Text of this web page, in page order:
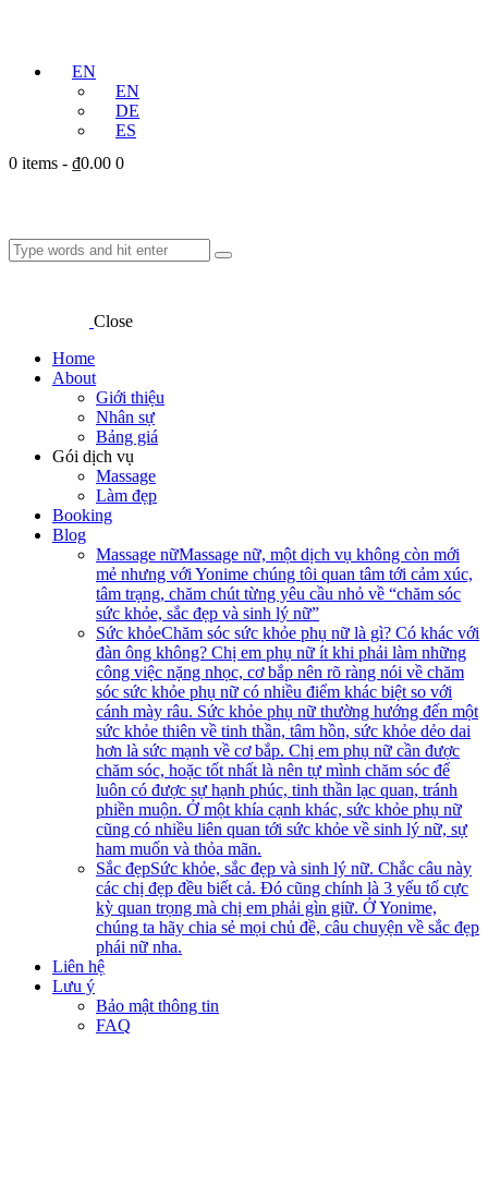
EN
EN
DE
ES
0 items - ₫0.00 0
Close
Home
About
Giới thiệu
Nhân sự
Bảng giá
Gói dịch vụ
Massage
Làm đẹp
Booking
Blog
Massage nữMassage nữ, một dịch vụ không còn mới
mẻ nhưng với Yonime chúng tôi quan tâm tới cảm xúc,
tâm trạng, chăm chút từng yêu cầu nhỏ về “chăm sóc
sức khỏe, sắc đẹp và sinh lý nữ”
Sức khỏeChăm sóc sức khỏe phụ nữ là gì? Có khác với
đàn ông không? Chị em phụ nữ ít khi phải làm những
công việc nặng nhọc, cơ bắp nên rõ ràng nói về chăm
sóc sức khỏe phụ nữ có nhiều điểm khác biệt so với
cánh mày râu. Sức khỏe phụ nữ thường hướng đến một
sức khỏe thiên về tinh thần, tâm hồn, sức khỏe dẻo dai
hơn là sức mạnh về cơ bắp. Chị em phụ nữ cần được
chăm sóc, hoặc tốt nhất là nên tự mình chăm sóc để
luôn có được sự hạnh phúc, tinh thần lạc quan, tránh
phiền muộn. Ở một khía cạnh khác, sức khỏe phụ nữ
cũng có nhiều liên quan tới sức khỏe về sinh lý nữ, sự
ham muốn và thỏa mãn.
Sắc đẹpSức khỏe, sắc đẹp và sinh lý nữ. Chắc câu này
các chị đẹp đều biết cả. Đó cũng chính là 3 yếu tố cực
kỳ quan trọng mà chị em phải gìn giữ. Ở Yonime,
chúng ta hãy chia sẻ mọi chủ đề, câu chuyện về sắc đẹp
phái nữ nha.
Liên hệ
Lưu ý
Bảo mật thông tin
FAQ